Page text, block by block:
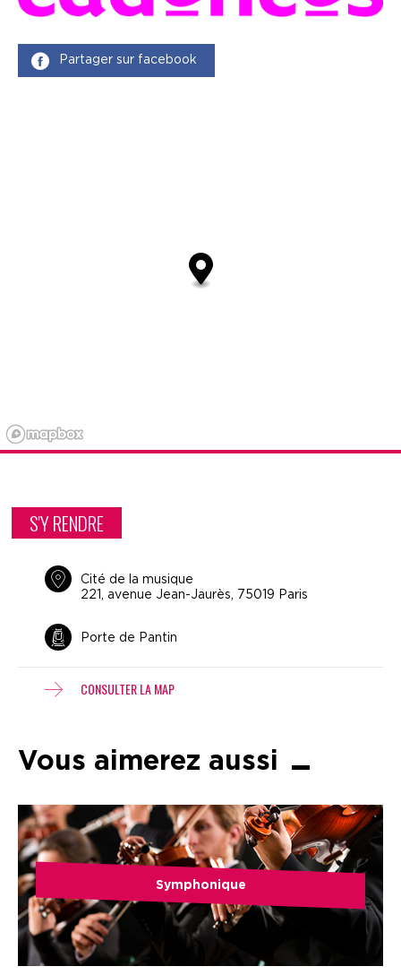
Partager sur facebook
S'Y RENDRE
Cité de la musique
221, avenue Jean-Jaurès, 75019 Paris
Porte de Pantin
CONSULTER LA MAP
Vous aimerez aussi
Symphonique